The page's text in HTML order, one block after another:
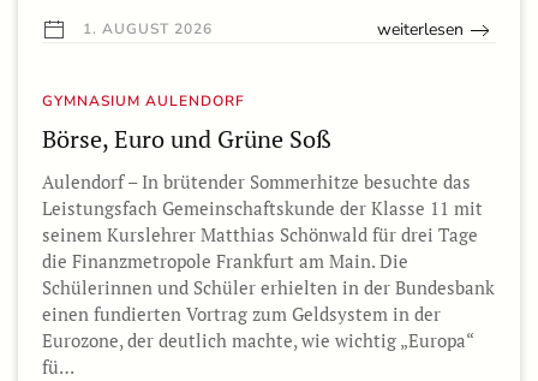
1. AUGUST 2026 weiterlesen
GYMNASIUM AULENDORF
Börse, Euro und Grüne Soß
Aulendorf – In brütender Sommerhitze besuchte das
Leistungsfach Gemeinschaftskunde der Klasse 11 mit
seinem Kurslehrer Matthias Schönwald für drei Tage
die Finanzmetropole Frankfurt am Main. Die
Schülerinnen und Schüler erhielten in der Bundesbank
einen fundierten Vortrag zum Geldsystem in der
Eurozone, der deutlich machte, wie wichtig „Europa“
fü…